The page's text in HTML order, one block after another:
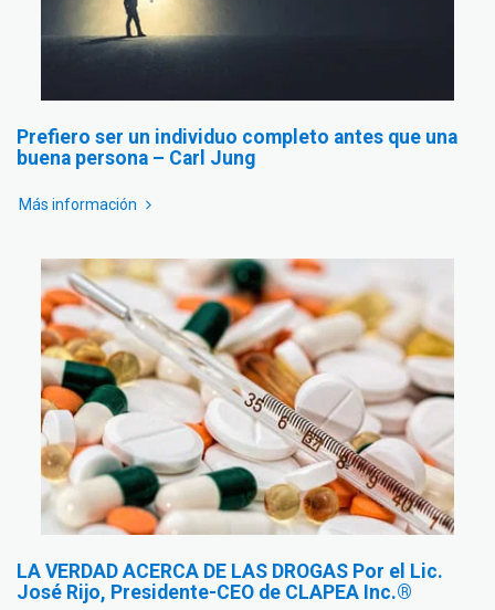
Prefiero ser un individuo completo antes que una
buena persona – Carl Jung
Más información
LA VERDAD ACERCA DE LAS DROGAS Por el Lic.
José Rijo, Presidente-CEO de CLAPEA Inc.®